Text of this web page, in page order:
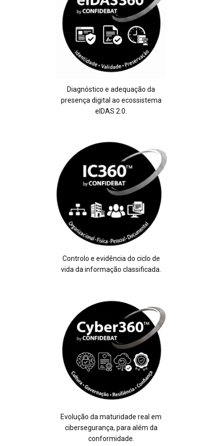
Diagnóstico e adequação da
presença digital ao ecossistema
eIDAS 2.0.
Controlo e evidência do ciclo de
vida da informação classificada.
Evolução da maturidade real em
cibersegurança, para além da
conformidade.